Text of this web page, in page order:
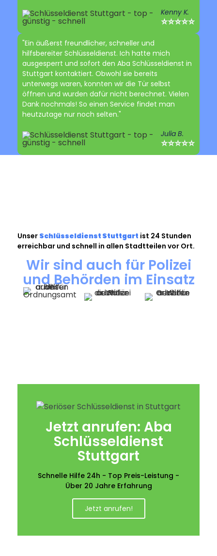
Kenny K.
⭐⭐⭐⭐⭐
"Ein äußerst freundlicher, schneller und
hilfsbereiter Schlüsseldienst. Ich hatte mich
ausgesperrt und sofort den Aba Schlüsseldienst in
Stuttgart kontaktiert. Obwohl sie bereits
unterwegs waren, konnten wir die Tür selbst
öffnen und wurden dafür nicht berechnet. Vielen
Dank nochmals! So einen Service findet man
heutzutage nur noch selten."
Julia B.
⭐⭐⭐⭐⭐
Unser Schlüsseldienst Stuttgart ist 24 Stunden
erreichbar und schnell in allen Stadtteilen vor Ort.
Wir sind auch für Polizei
und Behörden im Einsatz
Jetzt anrufen: Aba
Schlüsseldienst
Stuttgart
Schnelle Hilfe 24h - Top Preis-Leistung -
Über 20 Jahre Erfahrung
Jetzt anrufen!